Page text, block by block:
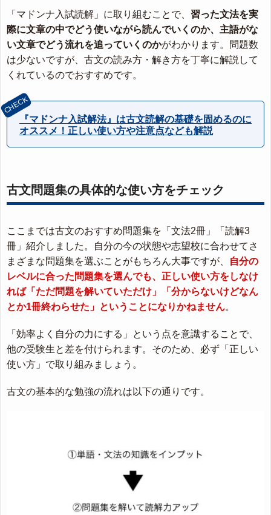
「マドンナ入試読解」に取り組むことで、 習った文法を実
際に文章の中でどう使いながら読んでいくのか、主語がな
い文章でどう流れを追っていくのかがわかります。問題数
は少ないですが、古文の読み方・解き方を丁寧に解説して
くれているのでおすすめです。
『マドンナ入試解法』は古文読解の基礎を固めるのに
オススメ！正しい使い方や注意点なども解説
古文問題集の具体的な使い方をチェック
ここまでは古文のおすすめ問題集を「文法2冊」「読解3
冊」紹介しました。自分の今の状態や志望校に合わせてさ
まざまな問題集を選ぶことがもちろん大事ですが、
自分の
レベルに合った問題集を選んでも、正しい使い方をしなけ
れば「ただ問題を解いていただけ」「分からないけどなん
とか1冊終わらせた」ということになりかねません。
「効率よく自分の力にする」という点を意識することで、
他の受験生と差を付けられます。そのため、必ず「正しい
使い方」で取り組みましょう。
古文の基本的な勉強の流れは以下の通りです。